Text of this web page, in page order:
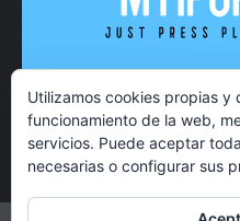
Utilizamos cookies propias
funcionamiento de la web,
servicios. Puede aceptar
necesarias o configurar sus